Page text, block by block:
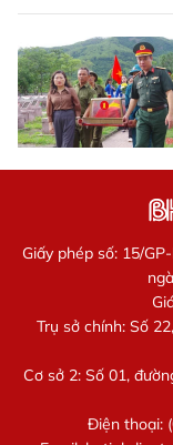
Giấy phép số: 15/
Trụ sở chính: Số
Cơ sở 2: Số 01,
Điện thoại: